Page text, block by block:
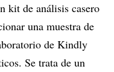
kit de análisis casero
una muestra de
de Kindly
Se trata de un